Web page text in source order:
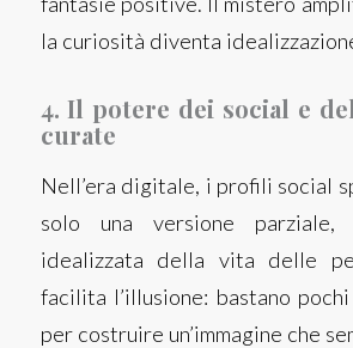
la curiosità diventa
4. Il potere dei social e
curate
Nell’era digitale, i profili social
solo una versione parziale,
idealizzata della vita delle
facilita l’illusione: bastano
per costruire un’immagine che